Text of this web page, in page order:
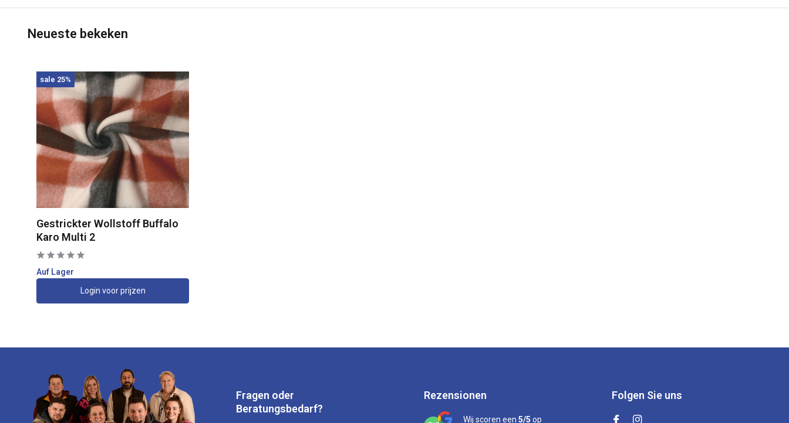
Neueste bekeken
sale 25%
Gestrickter Wollstoff Buffalo
Karo Multi 2
Auf Lager
Login voor prijzen
Fragen oder
Beratungsbedarf?
Rezensionen
Wij scoren een 5/5 op
Folgen Sie uns